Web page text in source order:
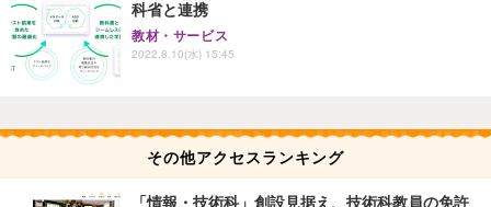
科省と連携
教材・サービス
2022.8.10(水) 15:45
その他アクセスランキング
「情報・技術科」創設見据え、技術科教員の免許